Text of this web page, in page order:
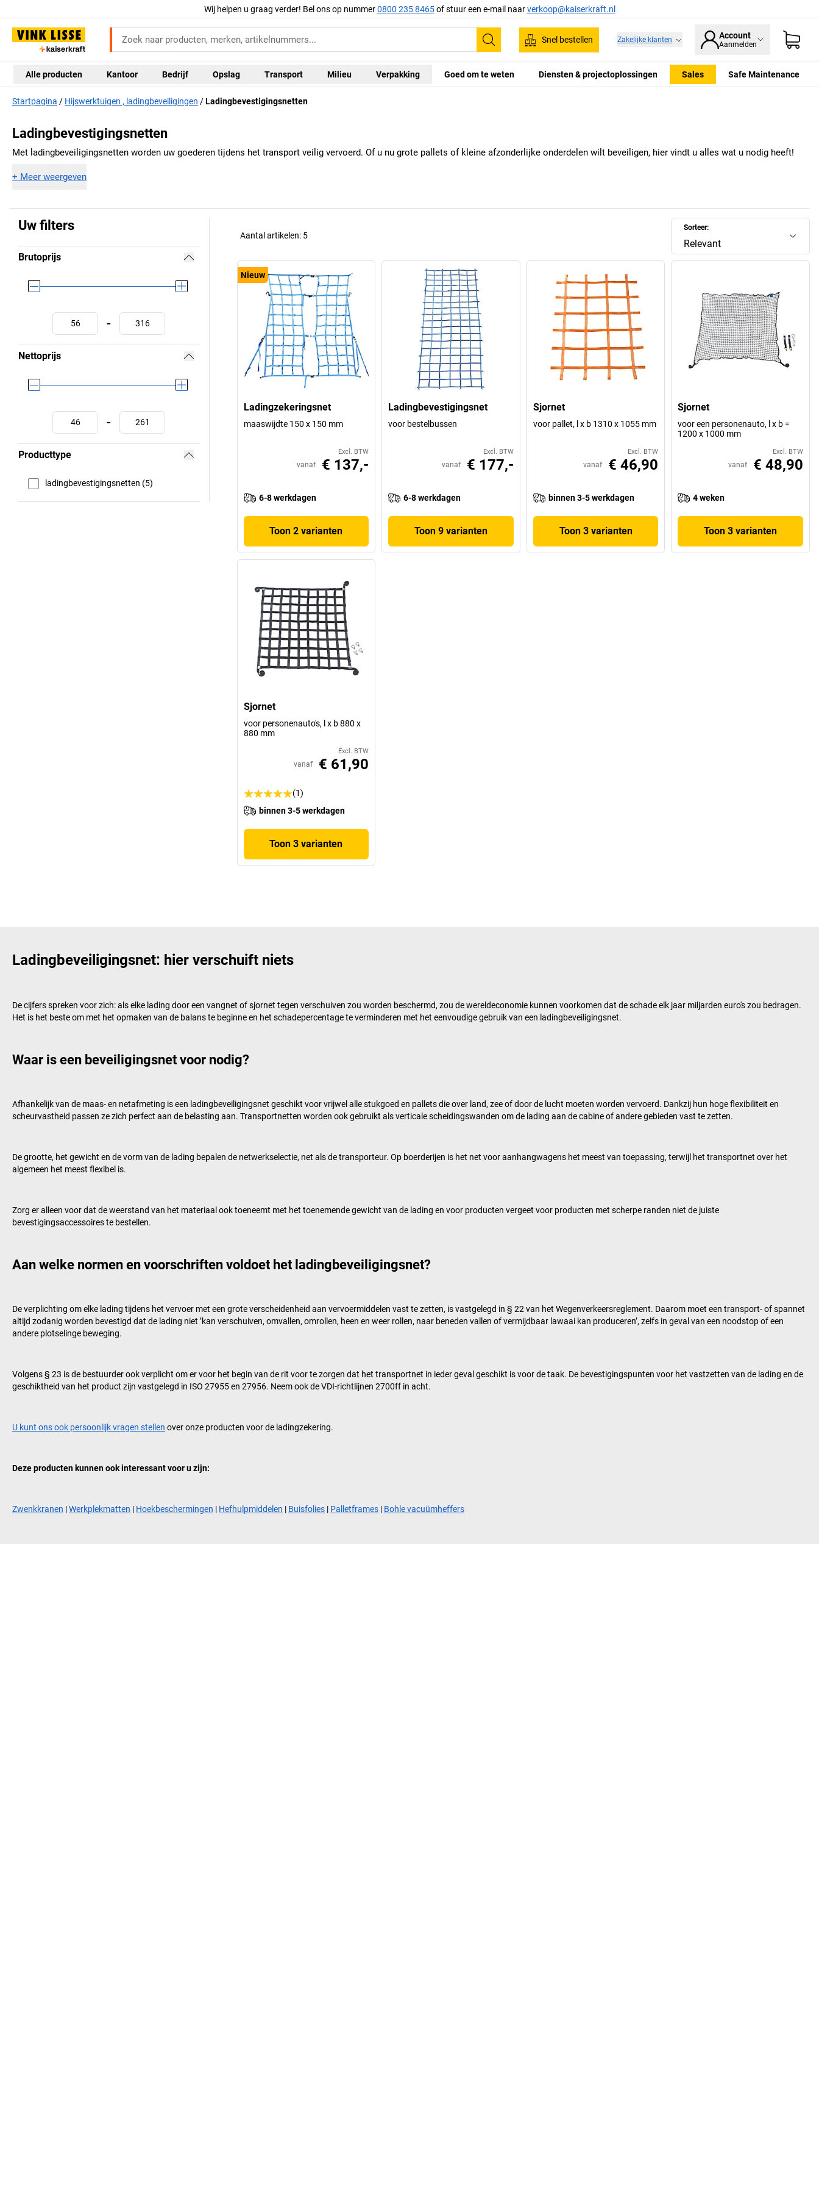
Wij helpen u graag verder! Bel ons op nummer0800 235 8465of stuur een e-mail naarverkoop@kaiserkraft.nl
Zoeken
Snel bestellen Zakelijke klanten Account
Aanmelden
Alle producten Kantoor Bedrijf Opslag Transport Milieu Verpakking Goed om te weten Diensten & projectoplossingen Sales Safe Maintenance
Startpagina Hijswerktuigen , ladingbeveiligingen Ladingbevestigingsnetten
Ladingbevestigingsnetten
Met ladingbeveiligingsnetten worden uw goederen tijdens het transport veilig vervoerd. Of u nu grote pallets of kleine afzonderlijke onderdelen wilt beveiligen, hier vindt u alles wat u nodig heeft!
+ Meer weergeven
Uw filters
Brutoprijs
-
Nettoprijs
-
Producttype
ladingbevestigingsnetten (5)
Sorteer:
Relevant
Aantal artikelen: 5
Nieuw
Ladingzekeringsnet
maaswijdte 150 x 150 mm
Excl. BTW
vanaf € 137,-
6-8 werkdagen
Toon 2 varianten
Ladingbevestigingsnet
voor bestelbussen
Excl. BTW
vanaf € 177,-
6-8 werkdagen
Toon 9 varianten
Sjornet
voor pallet, l x b 1310 x 1055 mm
Excl. BTW
vanaf € 46,90
binnen 3-5 werkdagen
Toon 3 varianten
Sjornet
voor een personenauto, l x b =
1200 x 1000 mm
Excl. BTW
vanaf € 48,90
4 weken
Toon 3 varianten
Sjornet
voor personenauto's, l x b 880 x
880 mm
Excl. BTW
vanaf € 61,90
(1)
binnen 3-5 werkdagen
Toon 3 varianten
Ladingbeveiligingsnet: hier verschuift niets
De cijfers spreken voor zich: als elke lading door een vangnet of sjornet tegen verschuiven zou worden beschermd, zou de wereldeconomie kunnen voorkomen dat de schade elk jaar miljarden euro's zou bedragen.
Het is het beste om met het opmaken van de balans te beginne en het schadepercentage te verminderen met het eenvoudige gebruik van een ladingbeveiligingsnet.
Waar is een beveiligingsnet voor nodig?
Afhankelijk van de maas- en netafmeting is een ladingbeveiligingsnet geschikt voor vrijwel alle stukgoed en pallets die over land, zee of door de lucht moeten worden vervoerd. Dankzij hun hoge flexibiliteit en
scheurvastheid passen ze zich perfect aan de belasting aan. Transportnetten worden ook gebruikt als verticale scheidingswanden om de lading aan de cabine of andere gebieden vast te zetten.
De grootte, het gewicht en de vorm van de lading bepalen de netwerkselectie, net als de transporteur. Op boerderijen is het net voor aanhangwagens het meest van toepassing, terwijl het transportnet over het
algemeen het meest flexibel is.
Zorg er alleen voor dat de weerstand van het materiaal ook toeneemt met het toenemende gewicht van de lading en voor producten vergeet voor producten met scherpe randen niet de juiste
bevestigingsaccessoires te bestellen.
Aan welke normen en voorschriften voldoet het ladingbeveiligingsnet?
De verplichting om elke lading tijdens het vervoer met een grote verscheidenheid aan vervoermiddelen vast te zetten, is vastgelegd in § 22 van het Wegenverkeersreglement. Daarom moet een transport- of spannet
altijd zodanig worden bevestigd dat de lading niet ’kan verschuiven, omvallen, omrollen, heen en weer rollen, naar beneden vallen of vermijdbaar lawaai kan produceren’, zelfs in geval van een noodstop of een
andere plotselinge beweging.
Volgens § 23 is de bestuurder ook verplicht om er voor het begin van de rit voor te zorgen dat het transportnet in ieder geval geschikt is voor de taak. De bevestigingspunten voor het vastzetten van de lading en de
geschiktheid van het product zijn vastgelegd in ISO 27955 en 27956. Neem ook de VDI-richtlijnen 2700ff in acht.
U kunt ons ook persoonlijk vragen stellen over onze producten voor de ladingzekering.
Deze producten kunnen ook interessant voor u zijn:
Zwenkkranen |Werkplekmatten | Hoekbeschermingen | Hefhulpmiddelen | Buisfolies | Palletframes | Bohle vacuümheffers